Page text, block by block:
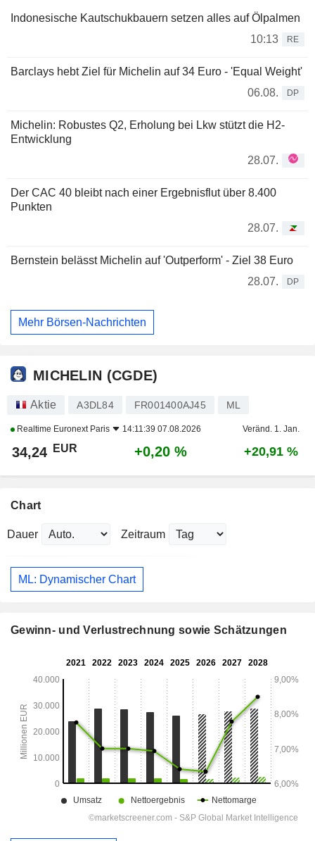
Indonesische Kautschukbauern setzen alles auf Ölpalmen
10:13
RE
Barclays hebt Ziel für Michelin auf 34 Euro - 'Equal Weight'
06.08.
DP
Michelin: Robustes Q2, Erholung bei Lkw stützt die H2-
Entwicklung
28.07.
Der CAC 40 bleibt nach einer Ergebnisflut über 8.400
Punkten
28.07.
Bernstein belässt Michelin auf 'Outperform' - Ziel 38 Euro
28.07.
DP
Mehr Börsen-Nachrichten
MICHELIN (CGDE)
Aktie A3DL84 FR001400AJ45 ML
Realtime Euronext Paris 14:11:39 07.08.2026 Veränd. 1. Jan.
34,24 EUR +0,20 % +20,91 %
Chart
Dauer Zeitraum
ML: Dynamischer Chart
Gewinn- und Verlustrechnung sowie Schätzungen